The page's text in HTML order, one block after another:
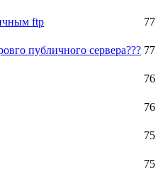
ftp
77
публичного сервера??? 77
76
76
75
75